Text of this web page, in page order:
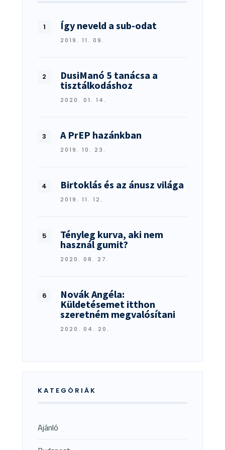
Így neveld a sub-odat
2019. 11. 09.
DusiManó 5 tanácsa a
tisztálkodáshoz
2020. 01. 14.
A PrEP hazánkban
2019. 10. 23.
Birtoklás és az ánusz világa
2019. 11. 12.
Tényleg kurva, aki nem
használ gumit?
2020. 08. 27.
Novák Angéla:
Küldetésemet itthon
szeretném megvalósítani
2020. 04. 20.
KATEGÓRIÁK
Ajánló